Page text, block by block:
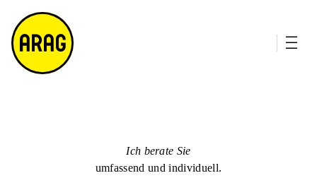
m
a
p
Ich berate Sie
umfassend und individuell.